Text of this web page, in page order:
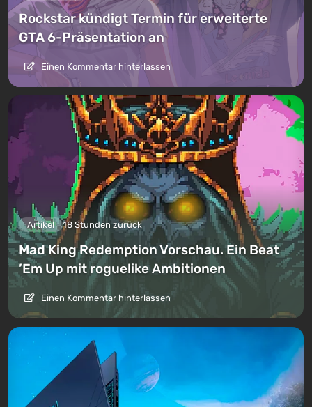
Rockstar kündigt Termin für erweiterte
GTA 6-Präsentation an
Einen Kommentar hinterlassen
Artikel 18 Stunden zurück
Mad King Redemption Vorschau. Ein Beat
’Em Up mit roguelike Ambitionen
Einen Kommentar hinterlassen